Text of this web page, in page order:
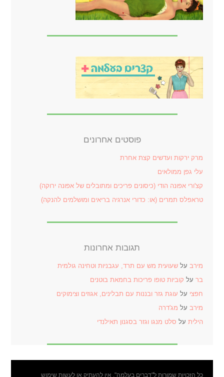
פוסטים אחרונים
מרק ירקות ועדשים קצת אחרת
עלי גפן ממולאים
קצ'ורי אפונה הודי (כיסונים פריכים ומתובלים של אפונה ירוקה)
טראפלס תמרים (או: כדורי אנרגיה בריאים ומושלמים להנקה)
תגובות אחרונות
מירב עלשעועית מש עם תרד, עגבניות וטחינה גולמית
בר על קוביות טופו פריכות בחמאת בוטנים
חפצי על עוגת גזר ובננות עם תבלינים, אגוזים וצימוקים
מירב על מג'דרה
הילית על סלט מנגו וגזר בסגנון תאילנדי
כל הזכויות שמורות ל"דברים בעלמה". אין להעתיק או לעשות שימוש